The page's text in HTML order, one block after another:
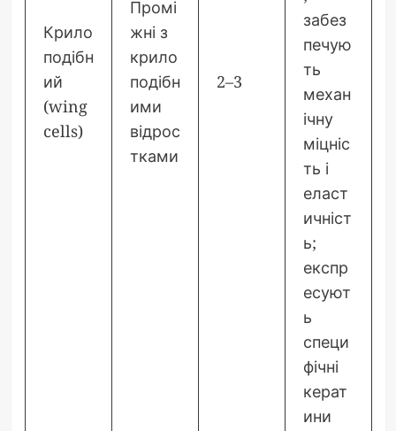
Крило
подібн
ий
(wing
cells)
Промі
жні з
крило
подібн
ими
відрос
тками
2–3
забез
печую
ть
механ
ічну
міцніс
ть і
еласт
ичніст
ь;
експр
есуют
ь
специ
фічні
керат
ини